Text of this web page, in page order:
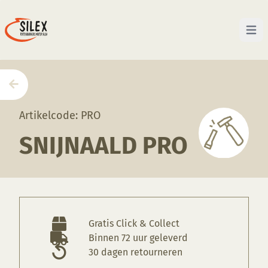
Open
Artikelcode: PRO
SNIJNAALD PRO
Gratis Click & Collect
Binnen 72 uur geleverd
30 dagen retourneren